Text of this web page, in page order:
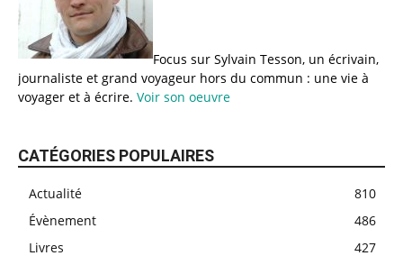
Focus sur Sylvain Tesson, un écrivain,
journaliste et grand voyageur hors du commun : une vie à
voyager et à écrire. Voir son oeuvre
CATÉGORIES POPULAIRES
Actualité
810
Évènement
486
Livres
427